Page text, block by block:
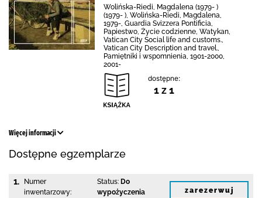
Wolińska-Riedi, Magdalena (1979- )
(1979- ), Wolińska-Riedi, Magdalena,
1979-, Guardia Svizzera Pontificia,
Papiestwo, Życie codzienne, Watykan,
Vatican City Social life and customs.,
Vatican City Description and travel.,
Pamiętniki i wspomnienia, 1901-2000,
2001-
dostępne:
1 z 1
Więcej informacji
Dostępne egzemplarze
1.
Numer
inwentarzowy:
Status: Do
wypożyczenia
zarezerwuj